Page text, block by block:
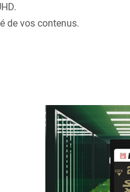
de vos contenus.